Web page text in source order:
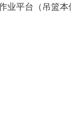
平台（吊篮